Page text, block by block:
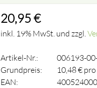
20,95€
inkl. 19% MwSt. und zzgl.
Artikel-Nr.:
006193-
Grundpreis:
10,48€pro
EAN: